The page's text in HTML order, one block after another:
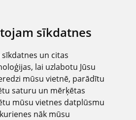
sīkdatnes
un citas
lai uzlabotu Jūsu
mūsu vietnē, parādītu
saturu un mērķētas
mūsu vietnes datplūsmu
nāk mūsu